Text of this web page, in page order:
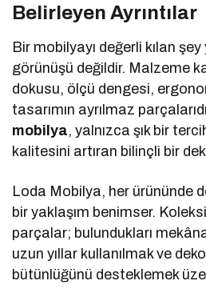
Belirleyen Ayrıntılar
Bir mobilyayı değerli kılan şey
görünüşü değildir. Malzeme
dokusu, ölçü dengesi,
tasarımın ayrılmaz
mobilya, yalnızca şık bir
kalitesini artıran bilinçli bir
Loda Mobilya, her ürününde
bir yaklaşım benimser.
parçalar; bulundukları
uzun yıllar kullanılmak ve
bütünlüğünü desteklemek